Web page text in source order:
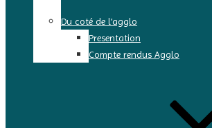
Du coté de l’agglo
Presentation
Compte rendus Agglo